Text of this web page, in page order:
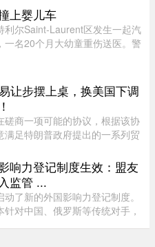
响面积约111 ...
上婴儿车
利尔Saint-Laurent区发生一起汽
一名20个月大幼童重伤送医。警
儿车。 ...
让步摆上桌，换美国下调
磋商一项可能的协议，根据该协
满足特朗普政府提出的一系列贸
临近，双方谈判日益紧张。《环
情业内人 ...
响力登记制度生效：盟友
监管 ...
了新的外国影响力登记制度。
对中国、俄罗斯等传统对手，